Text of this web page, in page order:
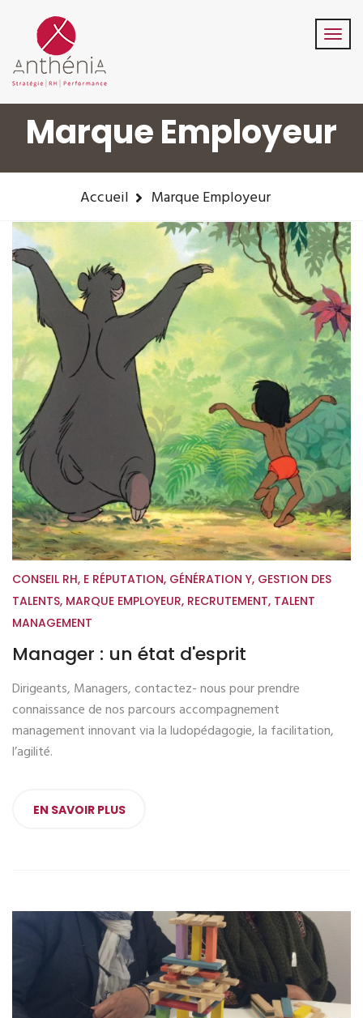
Suivez-Nous:
Marque Employeur
Accueil Marque Employeur
CONSEIL RH, E RÉPUTATION, GÉNÉRATION Y, GESTION DES
TALENTS, MARQUE EMPLOYEUR, RECRUTEMENT, TALENT
MANAGEMENT
Manager : un état d'esprit
Dirigeants, Managers, contactez- nous pour prendre
connaissance de nos parcours accompagnement
management innovant via la ludopédagogie, la facilitation,
l’agilité.
EN SAVOIR PLUS